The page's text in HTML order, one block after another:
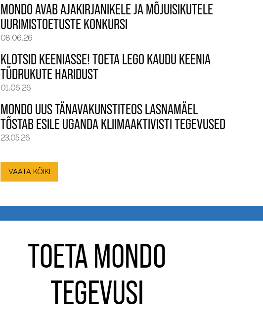
MONDO AVAB AJAKIRJANIKELE JA MÕJUISIKUTELE
UURIMISTOETUSTE KONKURSI
08.06.26
KLOTSID KEENIASSE! TOETA LEGO KAUDU KEENIA
TÜDRUKUTE HARIDUST
01.06.26
MONDO UUS TÄNAVAKUNSTITEOS LASNAMÄEL
TÕSTAB ESILE UGANDA KLIIMAAKTIVISTI TEGEVUSED
23.05.26
VAATA KÕIKI
TOETA MONDO
TEGEVUSI